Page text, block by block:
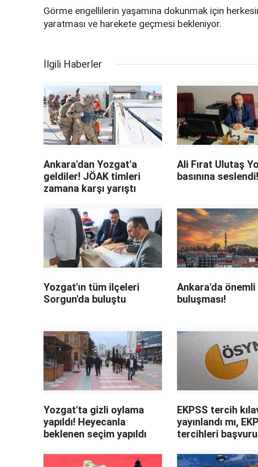
Görme engellilerin yaşamına dokunmak için
yaratması ve harekete geçmesi bekleniyor.
İlgili Haberler
Ankara'dan Yozgat'a
geldiler! JÖAK timleri
zamana karşı yarıştı
Ali Fırat Ulutaş
basınına seslendi!
Yozgat'ın tüm ilçeleri
Sorgun'da buluştu
Ankara'da
buluşması!
Yozgat'ta gizli oylama
yapıldı! Heyecanla
beklenen seçim yapıldı
EKPSS tercih
yayınlandı mı,
tercihleri